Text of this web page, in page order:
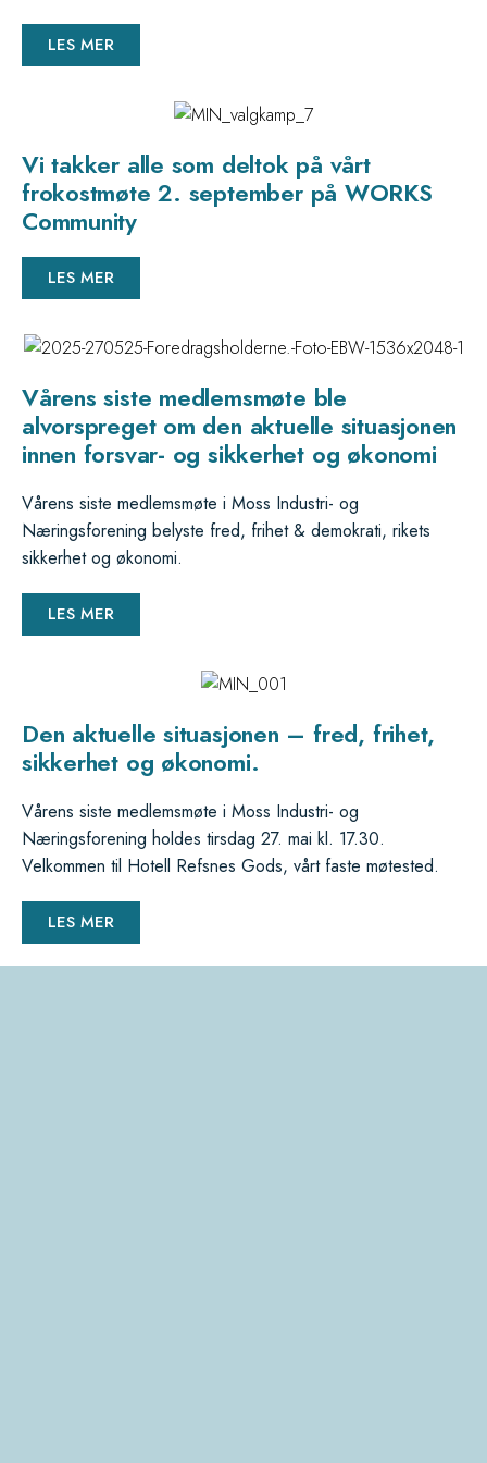
LES MER
Vi takker alle som deltok på vårt
frokostmøte 2. september på WORKS
Community
LES MER
Vårens siste medlemsmøte ble
alvorspreget om den aktuelle situasjonen
innen forsvar- og sikkerhet og økonomi
Vårens siste medlemsmøte i Moss Industri- og
Næringsforening belyste fred, frihet & demokrati, rikets
sikkerhet og økonomi.
LES MER
Den aktuelle situasjonen – fred, frihet,
sikkerhet og økonomi.
Vårens siste medlemsmøte i Moss Industri- og
Næringsforening holdes tirsdag 27. mai kl. 17.30.
Velkommen til Hotell Refsnes Gods, vårt faste møtested.
LES MER